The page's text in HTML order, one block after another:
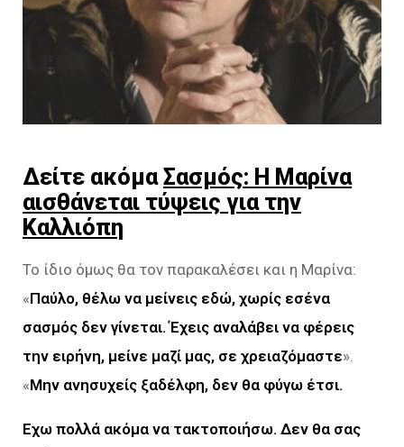
Δείτε ακόμαΣασμός: Η Μαρίνα
αισθάνεται τύψεις για την
Καλλιόπη
Το ίδιο όμως θα τον παρακαλέσει και η Μαρίνα:
«Παύλο, θέλω να μείνεις εδώ, χωρίς εσένα
σασμός δεν γίνεται. Έχεις αναλάβει να φέρεις
την ειρήνη, μείνε μαζί μας, σε χρειαζόμαστε».
«Μην ανησυχείς ξαδέλφη, δεν θα φύγω έτσι.
Εχω πολλά ακόμα να τακτοποιήσω. Δεν θα σας